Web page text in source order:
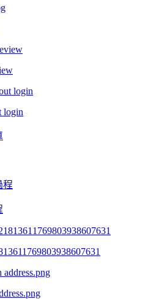
login